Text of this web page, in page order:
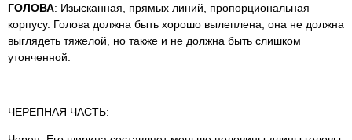
ГОЛОВА: Изысканная, прямых линий, пропорциональная
корпусу. Голова должна быть хорошо вылеплена, она не должна
выглядеть тяжелой, но также и не должна быть слишком
утонченной.
ЧЕРЕПНАЯ ЧАСТЬ: